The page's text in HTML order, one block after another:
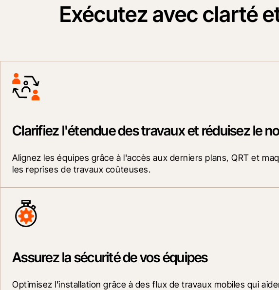
Exécutez avec clarté
Clarifiez l'étendue des travaux et réduisez le
Alignez les équipes grâce à l'accès aux derniers plans, QRT et
les reprises de travaux coûteuses.
Assurez la sécurité de vos équipes
Optimisez l'installation grâce à des flux de travaux mobiles qui